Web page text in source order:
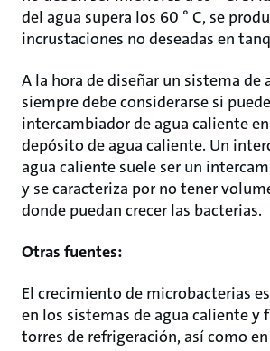
del agua supera los 60 ° C, se
incrustaciones no deseadas en
A la hora de diseñar un sistema de
siempre debe considerarse si
intercambiador de agua caliente
depósito de agua caliente. Un
agua caliente suele ser un
y se caracteriza por no tener
donde puedan crecer las bacterias.
Otras fuentes:
El crecimiento de microbacterias
en los sistemas de agua caliente y
torres de refrigeración, así como